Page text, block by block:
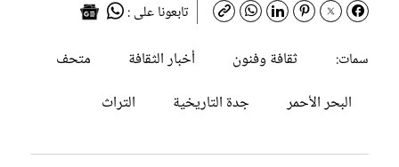
تابعونا على :
سمات:
ثقافة وفنون أخبار الثقافة
متحف
البحر الأحمر
جدة التاريخية التراث